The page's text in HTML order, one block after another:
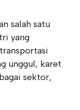
salah satu
yang
unggul, karet
sektor,